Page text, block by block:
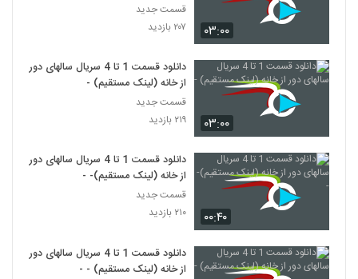
۰۳:۰۰
قسمت جدید
۲۰۷ بازدید
۰۳:۰۰
دانلود قسمت 1 تا 4 سریال سالهای دور
از خانه (لینک مستقیم) -
قسمت جدید
۲۱۹ بازدید
۰۰:۴۰
دانلود قسمت 1 تا 4 سریال سالهای دور
از خانه (لینک مستقیم)- -
قسمت جدید
۲۱۰ بازدید
دانلود قسمت 1 تا 4 سریال سالهای دور
از خانه (لینک مستقیم) - -